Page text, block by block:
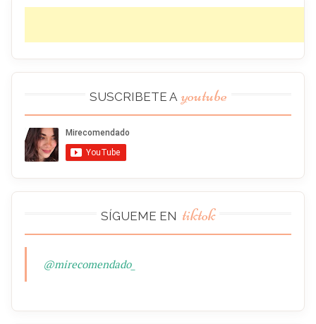
SUSCRIBETE A youtube
SÍGUEME EN tiktok
@mirecomendado_